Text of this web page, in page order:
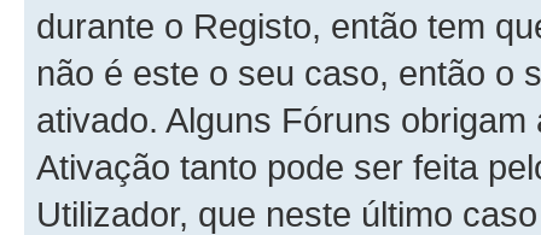
durante o Registo, então tem
não é este o seu caso, então o
ativado. Alguns Fóruns
Ativação tanto pode ser feita
Utilizador, que neste último